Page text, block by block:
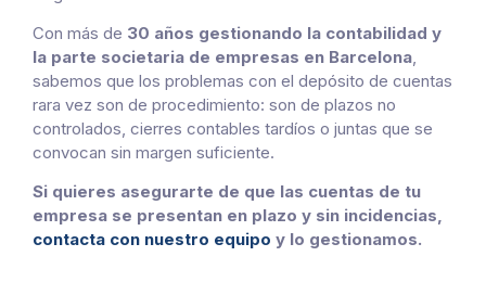
Con más de 30 años gestionando la contabilidad y
la parte societaria de empresas en Barcelona
sabemos que los problemas con el depósito de cuentas
rara vez son de procedimiento: son de plazos no
controlados, cierres contables tardíos o juntas que se
convocan sin margen suficiente.
Si quieres asegurarte de que las cuentas de tu
empresa se presentan en plazo y sin incidencias,
contacta con nuestro equipo y lo gestionamos.